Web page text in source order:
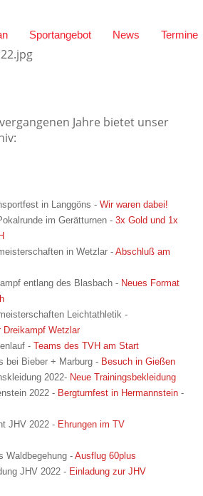
Sportangebot News Termine
Jahre bietet unser
in Langgöns - Wir waren dabei!
im Gerätturnen - 3x Gold und 1x
in Wetzlar - Abschluß am
entlang des Blasbach - Neues Format
Leichtathletik -
Dreikampf Wetzlar
- Teams des TVH am Start
bei Bieber + Marburg - Besuch in Gießen
2022- Neue Trainingsbekleidung
2022 - Bergturnfest in Hermannstein -
JHV 2022 - Ehrungen im TV
Waldbegehung -Ausflug 60plus
JHV 2022 - Einladung zur JHV